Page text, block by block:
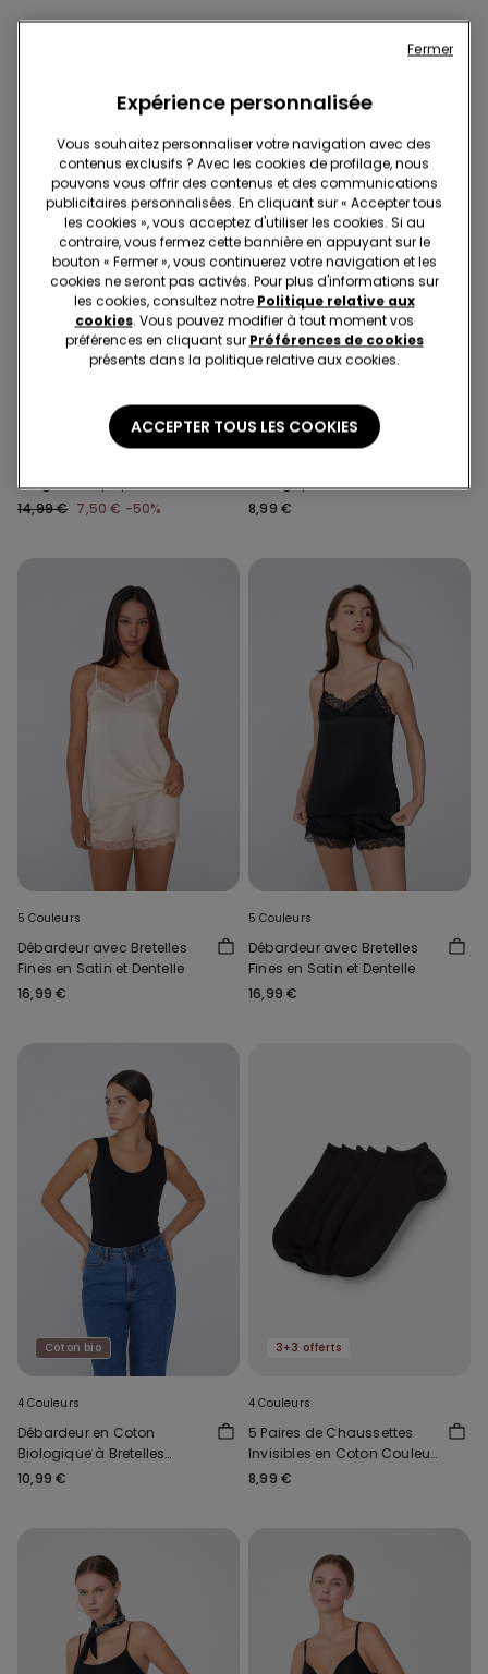
-50%
Longues Surpiqûres
14,99 € 7,50 € -50%
Coton bio
11 Couleurs
Biologique Col Rond
8,99 €
5 Couleurs
Débardeur avec Bretelles
Fines en Satin et Dentelle
16,99 €
5 Couleurs
Débardeur avec Bretelles
Fines en Satin et Dentelle
16,99 €
Coton bio
4 Couleurs
Débardeur en Coton
Biologique à Bretelles
Larges Col Arrondi
10,99 €
3+3 offerts
4 Couleurs
5 Paires de Chaussettes
Invisibles en Coton Couleur
Unie Unisexe
8,99 €
Expérience personnalisée
Vous souhaitez personnaliser votre navigation avec des
contenus exclusifs ? Avec les cookies de profilage, nous
pouvons vous offrir des contenus et des communications
publicitaires personnalisées. En cliquant sur « Accepter tous
les cookies », vous acceptez d'utiliser les cookies. Si au
contraire, vous fermez cette bannière en appuyant sur le
bouton « Fermer », vous continuerez votre navigation et les
cookies ne seront pas activés. Pour plus d'informations sur
les cookies, consultez notre Politique relative aux
cookies. Vous pouvez modifier à tout moment vos
préférences en cliquant sur Préférences de cookies
présents dans la politique relative aux cookies.
ACCEPTER TOUS LES COOKIES
Fermer